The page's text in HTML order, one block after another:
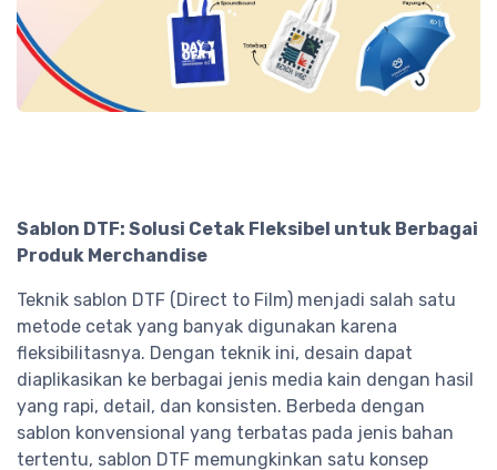
Sablon DTF: Solusi Cetak Fleksibel untuk Berbagai
Produk Merchandise
Teknik sablon DTF (Direct to Film) menjadi salah satu
metode cetak yang banyak digunakan karena
fleksibilitasnya. Dengan teknik ini, desain dapat
diaplikasikan ke berbagai jenis media kain dengan hasil
yang rapi, detail, dan konsisten. Berbeda dengan
sablon konvensional yang terbatas pada jenis bahan
tertentu, sablon DTF memungkinkan satu konsep